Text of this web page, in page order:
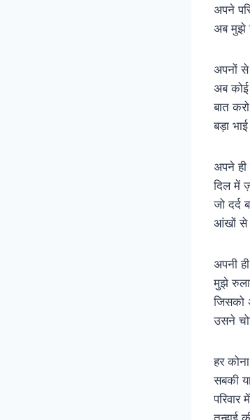
अपने
अब मुझे
अपनों
अब कोई
बात
बड़ा
अपने
दिल में
जो दर्द
आंखों से
अपनी
मुझे
जिसको
उसने
हर
सबकी
परिवार